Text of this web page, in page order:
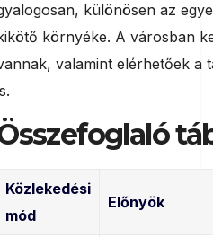
különösen az
környéke. A városban
valamint elérhetőek a
Közlekedési
mód
Előnyök